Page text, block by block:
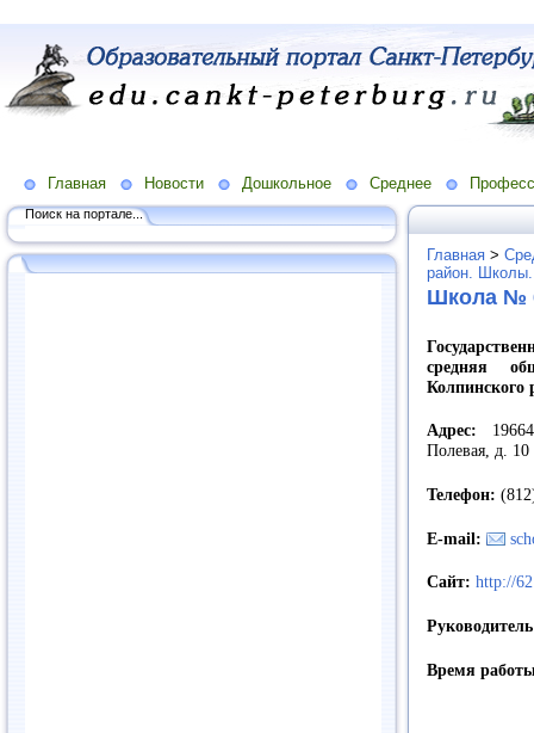
Главная Новости Дошкольное Среднее
Поиск на портале...
Главная >
район. Школы.
Школа №
средняя
Колпинского
Адрес:
Полевая, д. 10
Телефон:
E-mail:
Сайт: http://
Время